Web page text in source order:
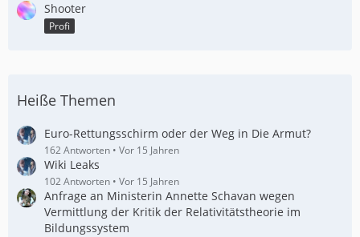
Shooter
Profi
Heiße Themen
Euro-Rettungsschirm oder der Weg in Die Armut?
162 Antworten Vor 15 Jahren
Wiki Leaks
102 Antworten Vor 15 Jahren
Anfrage an Ministerin Annette Schavan wegen
Vermittlung der Kritik der Relativitätstheorie im
Bildungssystem